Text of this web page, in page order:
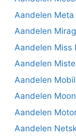
Aandelen Meta
Aandelen
Aandelen Miss
Aandelen
Aandelen
Aandelen
Aandelen
Aandelen